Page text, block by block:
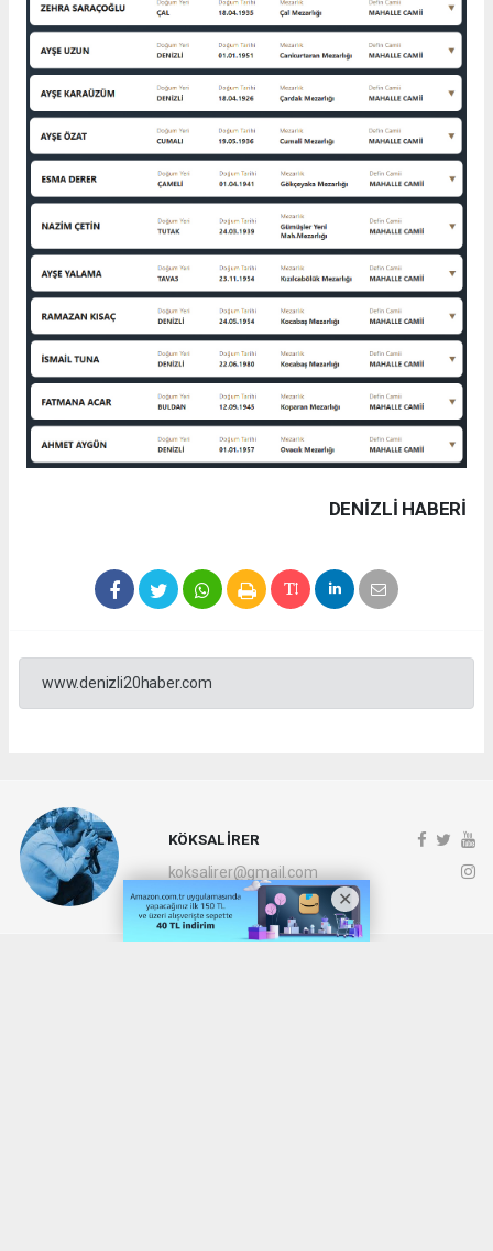
DENIZLI HABERİ
www.denizli20haber.com
KÖKSAL İRER
koksalirer@gmail.com